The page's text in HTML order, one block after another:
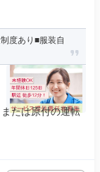
度あり■服装自
たは原付の運転